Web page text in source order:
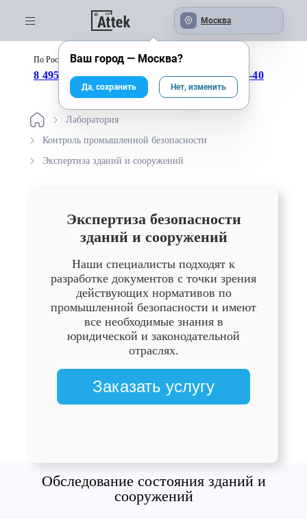
Москва
По России бесплатно:
8 495 246-04-43 8 800 333-25-40
Лаборатория
Контроль промышленной безопасности
Экспертиза зданий и сооружений
Экспертиза безопасности
зданий и сооружений
Наши специалисты подходят к
разработке документов с точки зрения
действующих нормативов по
промышленной безопасности и имеют
все необходимые знания в
юридической и законодательной
отраслях.
Заказать услугу
Обследование состояния зданий и
сооружений
Ваш город — Москва?
Да, сохранить Нет, изменить